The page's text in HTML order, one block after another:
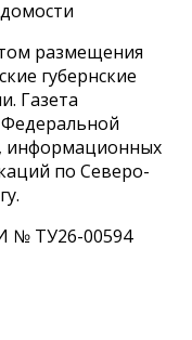
размещения
губернские
Газета
информационных
по Северо-
№ ТУ26-00594